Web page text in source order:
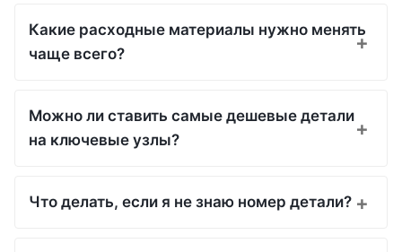
Какие расходные материалы нужно менять
чаще всего?
Можно ли ставить самые дешевые детали
на ключевые узлы?
Что делать, если я не знаю номер детали?